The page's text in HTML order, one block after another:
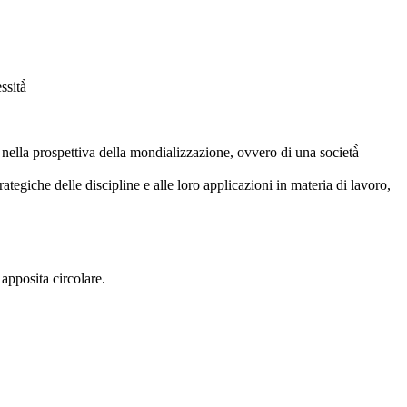
prospettiva della mondializzazione, ovvero di una società̀
delle discipline e alle loro applicazioni in materia di lavoro,
circolare.